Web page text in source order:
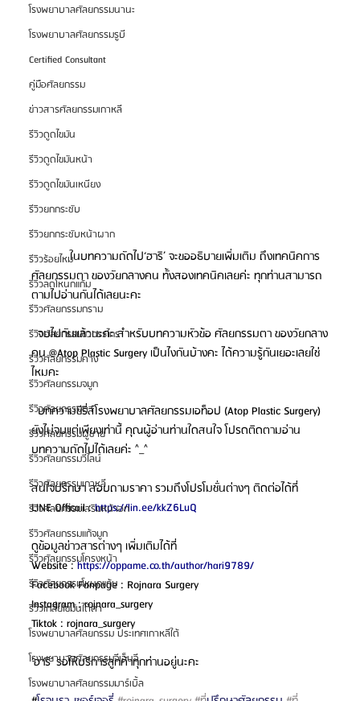
โรงพยาบาลศัลยกรรมนานะ
โรงพยาบาลศัลยกรรมรูบี
Certified Consultant
คู่มือศัลยกรรม
ข่าวสารศัลยกรรมเกาหลี
รีวิวดูดไขมัน
รีวิวดูดไขมันหน้า
รีวิวดูดไขมันเหนียง
รีวิวยกกระชับ
รีวิวยกกระชับหน้าผาก
รีวิวร้อยไหม
รีวิวลดโหนกแก้ม
รีวิวศัลยกรรมกราม
รีวิวศัลยกรรมขากรรไกร
รีวิวศัลยกรรมคาง
รีวิวศัลยกรรมจมูก
รีวิวศัลยกรรมตา
รีวิวศัลยกรรมผู้ชาย
รีวิวศัลยกรรมวีไลน์
รีวิวศัลยกรรมเกาหลี
รีวิวศัลยกรรมเสริมหน้าอก
รีวิวศัลยกรรมแก้จมูก
รีวิวศัลยกรรมโครงหน้า
รีวิวศัลยกรรมโหนกแก้ม
รีวิวเกลี่ยไขมันใต้ตา
โรงพยาบาลศัลยกรรม ประเทศเกาหลีใต้
โรงพยาบาลศัลยกรรมจีเอ็นจี
โรงพยาบาลศัลยกรรมมาร์เบิ้ล
ในบทความถัดไป‘ฮาริ’ จะขออธิบายเพิ่มเติม ถึงเทคนิคการ
ศัลยกรรมตา ของวัยกลางคน ทั้งสองเทคนิคเลยค่ะ ทุกท่านสามารถ
ตามไปอ่านกันได้เลยนะคะ
  จบไปกันแล้วนะคะ สำหรับบทความหัวข้อ ศัลยกรรมตา ของวัยกลาง
คน @Atop Plastic Surgery เป็นไงกันบ้างคะ ได้ความรู้กันเยอะเลยใช่
ไหมคะ
  บทความซีรี่ส์โรงพยาบาลศัลยกรรมเอท็อป (Atop Plastic Surgery)
ยังไม่จบแต่เพียงเท่านี้ คุณผู้อ่านท่านใดสนใจ โปรดติดตามอ่าน
บทความถัดไปได้เลยค่ะ ^_^
สนใจปรึกษา สอบถามราคา รวมถึงโปรโมชั่นต่างๆ ติดต่อได้ที่
LINE Officail : https://lin.ee/kkZ6LuQ
ดูข้อมูลข่าวสารต่างๆ เพิ่มเติมได้ที่
Website : https://oppame.co.th/author/hari9789/
Facebook Fanpage : Rojnara Surgery
Instagram : rojnara_surgery
Tiktok : rojnara_surgery
‘ฮาริ’ รอให้บริการลูกค้าทุกท่านอยู่นะคะ